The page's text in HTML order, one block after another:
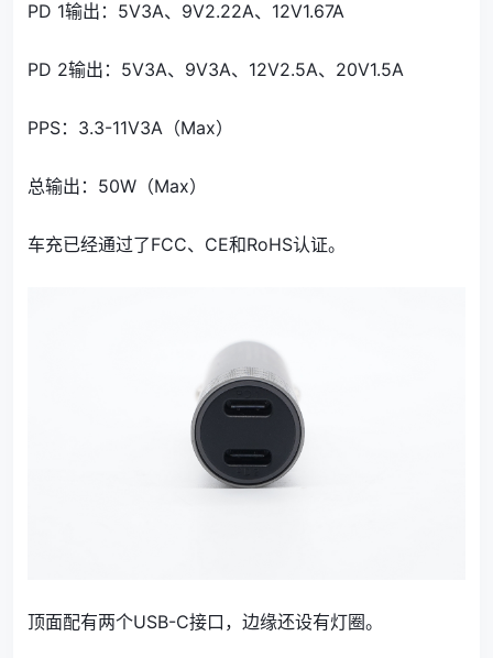
PD 1输出：5V3A、9V2.22A、12V1.67A
PD 2输出：5V3A、9V3A、12V2.5A、20V1.5A
PPS：3.3-11V3A（Max）
总输出：50W（Max）
车充已经通过了FCC、CE和RoHS认证。
顶面配有两个USB-C接口，边缘还设有灯圈。